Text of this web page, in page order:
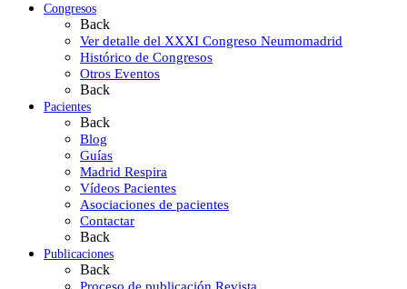
Congresos
Back
Ver detalle del XXXI Congreso Neumomadrid
Histórico de Congresos
Otros Eventos
Back
Pacientes
Back
Blog
Guías
Madrid Respira
Vídeos Pacientes
Asociaciones de pacientes
Contactar
Back
Publicaciones
Back
Proceso de publicación Revista